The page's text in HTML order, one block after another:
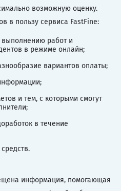
возможную оценку.
в пользу сервиса FastFine:
работ и
в режиме онлайн;
вариантов оплаты;
и тем, с которыми смогут
в течение
информация, помогающая